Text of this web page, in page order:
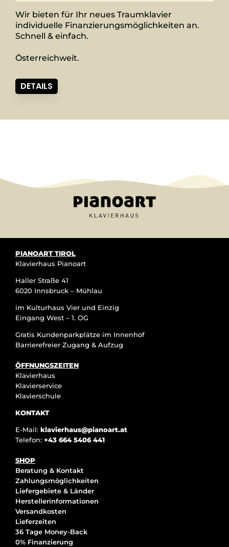
Wir bieten für Ihr neues Traumklavier
individuelle Finanzierungsmöglichkeiten an.
Schnell & einfach.
Österreichweit.
DETAILS
PIANOART TIROL
Klavierhaus Pianoart
Haller Straße 41
6020 Innsbruck – Mühlau
im Kulturhaus Vier und Einzig
Eingang West – 1. OG
Gratis Kundenparkplätze im Innenhof
Barrierefreier Zugang & Aufzug
ÖFFNUNGSZEITEN
Klavierhaus
Klavierservice
Klavierschule
KONTAKT
E-Mail: klavierhaus@pianoart.at
Telefon: +43 664 5406 441
SHOP
Beratung & Kontakt
Zahlungsmöglichkeiten
Liefergebiete & Länder
Herstellerinformationen
Versandkosten
Lieferzeiten
36 Tage Money-Back
0% Finanzierung